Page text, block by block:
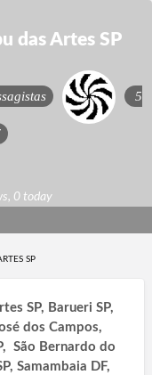
das Artes SP
5
0 today
SP
SP, Barueri SP,
dos Campos,
São Bernardo do
Samambaia DF,